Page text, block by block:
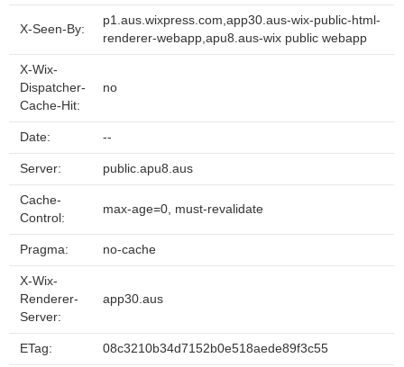
X-Seen-By:
p1.aus.wixpress.com,app30.aus-wix-public-html-
renderer-webapp,apu8.aus-wix public webapp
X-Wix-
Dispatcher-
Cache-Hit:
no
Date: --
Server: public.apu8.aus
Cache-
Control:
max-age=0, must-revalidate
Pragma: no-cache
X-Wix-
Renderer-
Server:
app30.aus
ETag: 08c3210b34d7152b0e518aede89f3c55